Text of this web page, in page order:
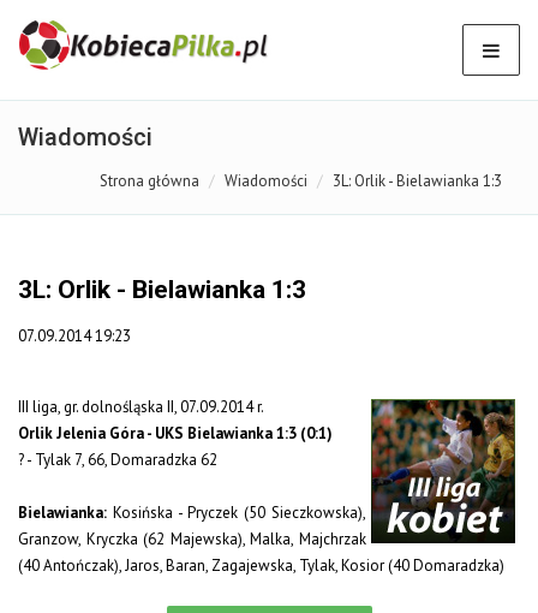
Wiadomości
Strona główna Wiadomości 3L: Orlik - Bielawianka 1:3
3L: Orlik - Bielawianka 1:3
07.09.2014 19:23
III liga, gr. dolnośląska II, 07.09.2014 r.
Orlik Jelenia Góra - UKS Bielawianka 1:3 (0:1)
? - Tylak 7, 66, Domaradzka 62
Bielawianka: Kosińska - Pryczek (50 Sieczkowska),
Granzow, Kryczka (62 Majewska), Malka, Majchrzak
(40 Antończak), Jaros, Baran, Zagajewska, Tylak, Kosior (40 Domaradzka)